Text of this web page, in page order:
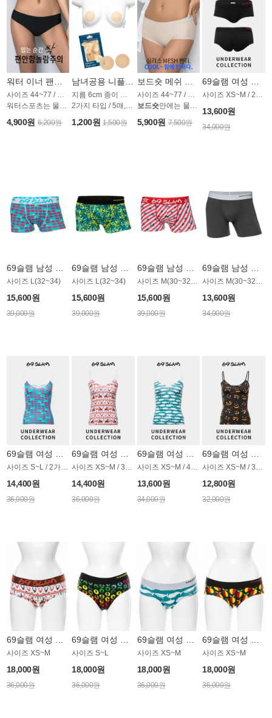
워터 이너 팬티 AP1278CN
사이즈 44~77 / 스킨,블랙 2컬러
워터스포츠는 물론, 일상생활에서도!
4,900원 6,200원
남녀공용 니플 밴드 AP1287CN
지름 6cm 종이 패치
2가지 타입 / 5매, 6매 세트
1,200원 1,500원
보드숏 메쉬 심리스 멀티 팬티 AP1294CN
사이즈 44~77 / 스킨 블랙 2컬러
보드숏안에는 물론, 모든 일상생활에서도!
5,900원 7,500원
69슬램 여성 언더웨어 OWSET050SL
사이즈 XS~M / 2가지 타입
13,600원
34,000원
사이즈 L(32~34)
15,600원
39,000원
사이즈 L(32~34)
15,600원
39,000원
15,600원
39,000원
13,600원
34,000원
사이즈 S~L / 2가지 타입
14,400원
36,000원
사이즈 XS~M / 3가지 타입
14,400원
36,000원
사이즈 XS~M / 4가지 타입
13,600원
34,000원
사이즈 XS~M / 3가지 타입
12,800원
32,000원
사이즈 XS~M
18,000원
36,000원
사이즈 S~L
18,000원
36,000원
사이즈 XS~M
18,000원
36,000원
사이즈 XS~M
18,000원
36,000원